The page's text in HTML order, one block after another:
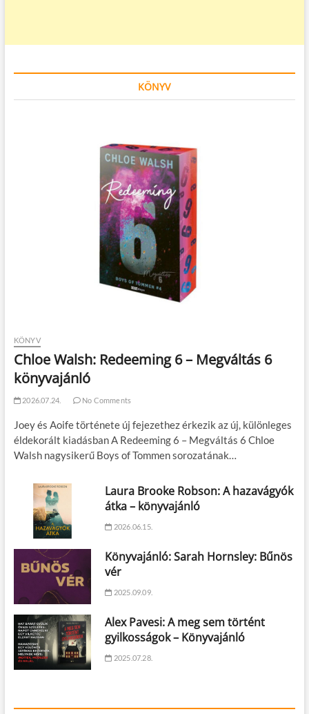
KÖNYV
KÖNYV
Chloe Walsh: Redeeming 6 – Megváltás 6
könyvajánló
2026.07.24. No Comments
Joey és Aoife története új fejezethez érkezik az új, különleges
éldekorált kiadásban A Redeeming 6 – Megváltás 6 Chloe
Walsh nagysikerű Boys of Tommen sorozatának…
Laura Brooke Robson: A hazavágyók
átka – könyvajánló
2026.06.15.
Könyvajánló: Sarah Hornsley: Bűnös
vér
2025.09.09.
Alex Pavesi: A meg sem történt
gyilkosságok – Könyvajánló
2025.07.28.